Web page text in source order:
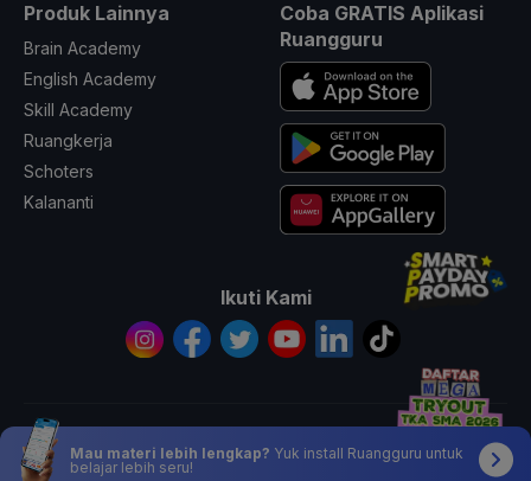
Produk Lainnya
Brain Academy
English Academy
Skill Academy
Ruangkerja
Schoters
Kalananti
Coba GRATIS Aplikasi
Ruangguru
Ikuti Kami
© 2026 All Rights Reserved PT. Ruang Raya Indonesia
Mau materi lebih lengkap? Yuk install Ruangguru untuk
belajar lebih seru!